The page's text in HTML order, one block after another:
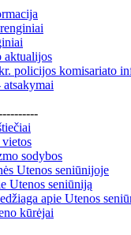
aktualijos
policijos komisariato
sodybos
Utenos seniūnijoje
Utenos seniūniją
apie Utenos
kūrėjai